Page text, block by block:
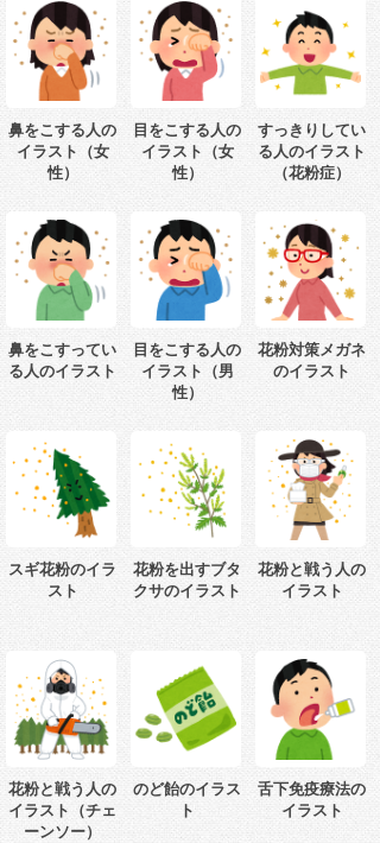
鼻をこする人の
イラスト（女
性）
目をこする人の
イラスト（女
性）
すっきりしてい
る人のイラスト
（花粉症）
鼻をこすってい
る人のイラスト
目をこする人の
イラスト（男
性）
花粉対策メガネ
のイラスト
スギ花粉のイラ
スト
花粉を出すブタ
クサのイラスト
花粉と戦う人の
イラスト
花粉と戦う人の
イラスト（チェ
ーンソー）
のど飴のイラス
ト
舌下免疫療法の
イラスト